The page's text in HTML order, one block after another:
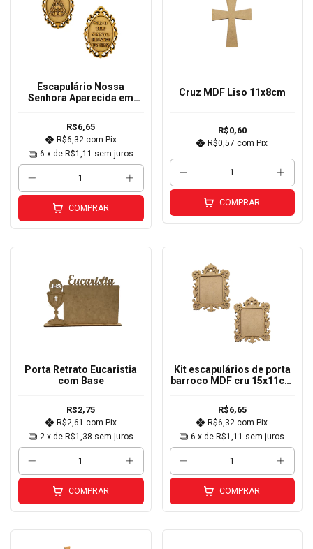
Escapulário Nossa
Senhora Aparecida em
R$6,65
R$6,32 com Pix
6 x de R$1,11 sem juros
COMPRAR
Cruz MDF Liso 11x8cm
R$0,60
R$0,57com Pix
COMPRAR
Porta Retrato Eucaristia
com Base
R$2,75
R$2,61 com Pix
2 x de R$1,38 sem juros
COMPRAR
Kit escapulários de porta
barroco MDF cru 15x11cm
R$6,65
R$6,32com Pix
6 x de R$1,11 sem juros
COMPRAR